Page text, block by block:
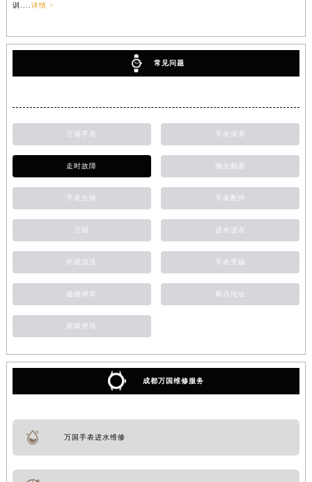
训.... 详情 >
常见问题
万国手表 手表保养
走时故障 抛光翻新
手表生锈 手表配件
万国 进水进灰
外观清洗 手表受磁
磕碰摔坏 网点地址
新闻资讯
成都万国维修服务
万国手表进水维修